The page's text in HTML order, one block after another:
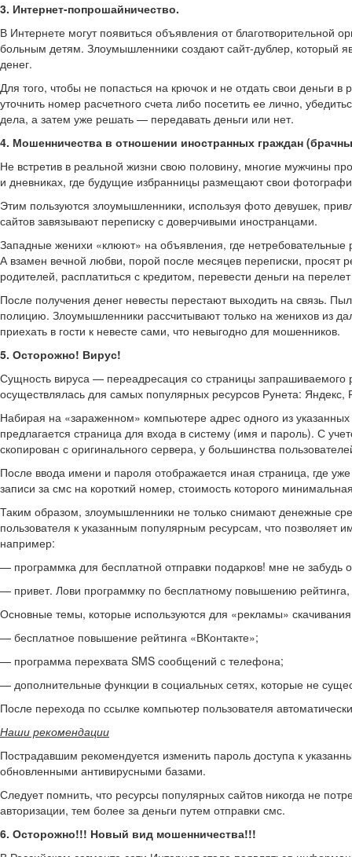
3. Интернет-попрошайничество.
В Интернете могут появиться объявления от
больным детям. Злоумышленники создают сайт-дублер, который
денег.
Для того, чтобы не попасться на крючок и не отдать свои деньги
уточнить номер расчетного счета либо посетить ее лично,
дела, а затем уже решать — передавать деньги или нет.
4. Мошенничества в отношении иностранных граждан
Не встретив в реальной жизни свою половину, многие мужчины
и дневниках, где будущие избранницы размещают свои
Этим пользуются злоумышленники, используя фото девушек,
сайтов завязывают переписку с доверчивыми иностранцами.
Западные женихи «клюют» на объявления, где нетребовательные
А взамен вечной любви, порой после месяцев переписки,
родителей, расплатиться с кредитом, перевести деньги на
После получения денег невесты перестают выходить на связь.
полицию. Злоумышленники рассчитывают только на женихов из
приехать в гости к невесте сами, что невыгодно для мошенников.
5. Осторожно! Вирус!
Сущность вируса — переадресация со страницы
осуществлялась для самых популярных ресурсов Рунета:
Набирая на «зараженном» компьютере адрес одного из
предлагается страница для входа в систему (имя и пароль). С
скопирован с оригинального сервера, у большинства
После ввода имени и пароля отображается иная страница, где
записи за смс на короткий номер, стоимость которого
Таким образом, злоумышленники не только снимают денежные
пользователя к указанным популярным ресурсам, что
например:
— программка для бесплатной отправки подарков! мне не забудь
— привет. Лови программку по бесплатному повышению
Основные темы, которые используются для «рекламы»
— бесплатное повышение рейтинга «ВКонтакте»;
— программа перехвата SMS сообщений с телефона;
— дополнительные функции в социальных сетях, которые не
После перехода по ссылке компьютер пользователя
Наши рекомендации
Пострадавшим рекомендуется изменить пароль доступа к
обновленными антивирусными базами.
Следует помнить, что ресурсы популярных сайтов никогда не
авторизации, тем более за деньги путем отправки смс.
6. Осторожно!!! Новый вид мошенничества!!!